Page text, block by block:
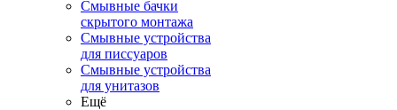
Смывные бачки
скрытого монтажа
Смывные устройства
для писсуаров
Смывные устройства
для унитазов
Ещё